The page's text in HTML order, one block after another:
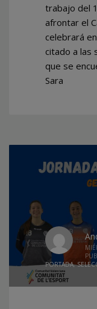
trabajo del
afrontar el
celebrará
citado a las
que se
Sara
PORTADA,